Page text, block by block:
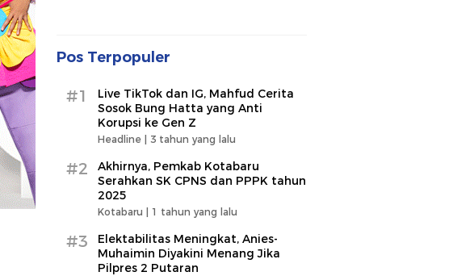
Pos Terpopuler
#1
Live TikTok dan IG, Mahfud Cerita
Sosok Bung Hatta yang Anti
Korupsi ke Gen Z
Headline | 3 tahun yang lalu
#2
Akhirnya, Pemkab Kotabaru
Serahkan SK CPNS dan PPPK tahun
2025
Kotabaru | 1 tahun yang lalu
#3
Elektabilitas Meningkat, Anies-
Muhaimin Diyakini Menang Jika
Pilpres 2 Putaran